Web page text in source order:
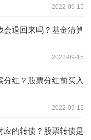
2022-09-15
会退回来吗？基金清算
2022-09-15
分红？股票分红前买入
2022-09-15
应的转债？股票转债是